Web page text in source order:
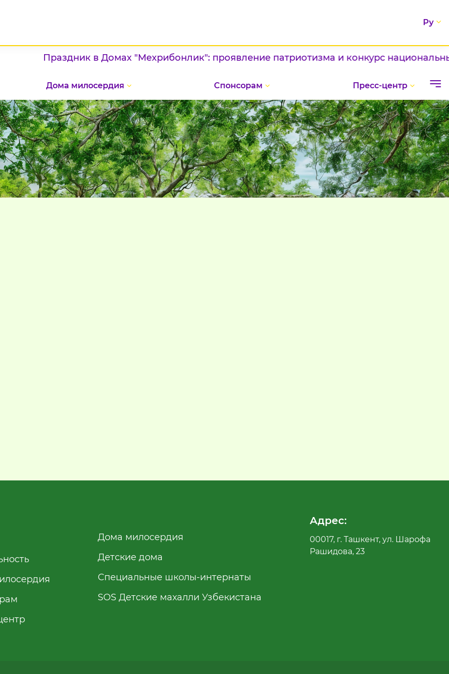
Ру
Праздник в Домах "Мехрибонлик": проявление патриотизма и конкурс национальных
Дома милосердия Спонсорам Пресс-центр
Дома милосердия
Детские дома
Специальные школы-интернаты
SOS Детские махалли Узбекистана
Адрес:
00017, г. Ташкент, ул. Шарофа
Рашидова, 23